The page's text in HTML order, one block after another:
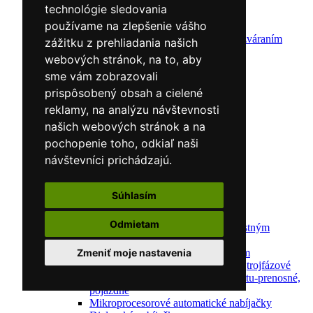
technológie sledovania
používame na zlepšenie vášho
zážitku z prehliadania našich
webových stránok, na to, aby
sme vám zobrazovali
prispôsobený obsah a cielené
reklamy, na analýzu návštevnosti
našich webových stránok a na
pochopenie toho, odkiaľ naši
návštevníci prichádzajú.
Súhlasím
Odmietam
Zmeniť moje nastavenia
CNC rezacie stroje
Elektródy
Ochrana pred zváraním
Predohrev / Žíhanie
Polohovacie systémy
Indukčný ohrev
Auto náradie a vybavenie servisov
Lakernícke stojany
Nabíjačky a testery
Navijaky
Navijaky ručné
Navijaky elektrické
Reťazové kladkostroje
Nástroje pre autookná
Nabíjačky/Štartéry
Automatické nabíjačky
Automatické nabíjačky s bezpečnostným
automatickým štartom
Nabíjačky/Štartéry s bezpečnostným
automatickým štartom-jednofázové,trojfázové
Dielenské nabíjačky s funkciou štartu-prenosné,
pojazdné
Mikroprocesorové automatické nabíjačky